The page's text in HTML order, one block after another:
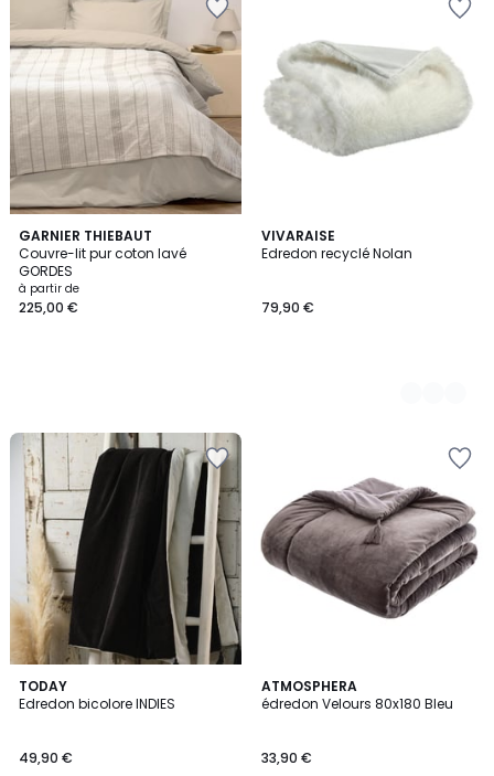
GARNIER THIEBAUT
Couvre-lit pur coton lavé
GORDES
à partir de
225,00 €
VIVARAISE
Edredon recyclé Nolan
79,90 €
2
Couleurs
TODAY
Edredon bicolore INDIES
49,90 €
ATMOSPHERA
édredon Velours 80x180 Bleu
33,90 €
5
/